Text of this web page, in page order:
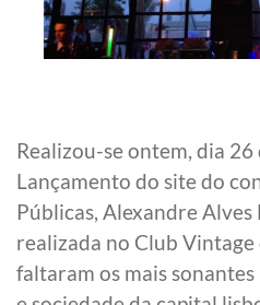
Realizou-se ontem, dia
Lançamento do site do
Públicas, Alexandre Alves
realizada no Club Vintage
faltaram os mais